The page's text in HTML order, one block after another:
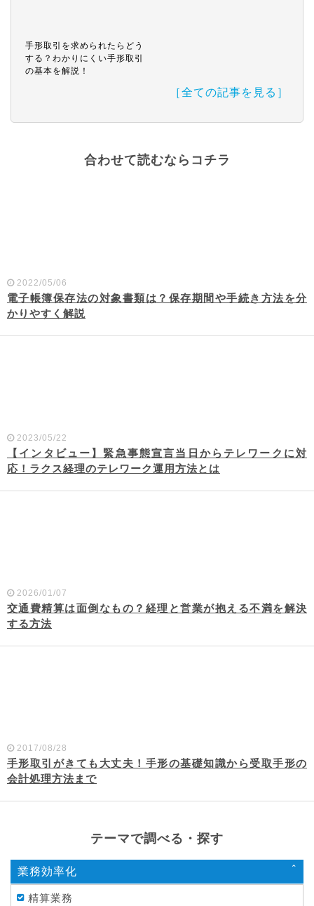
手形取引を求められたらどう
する？わかりにくい手形取引
の基本を解説！
［全ての記事を見る］
合わせて読むならコチラ
2022/05/06
電子帳簿保存法の対象書類は？保存期間や手続き方法を分
かりやすく解説
2023/05/22
【インタビュー】緊急事態宣言当日からテレワークに対
応！ラクス経理のテレワーク運用方法とは
2026/01/07
交通費精算は面倒なもの？経理と営業が抱える不満を解決
する方法
2017/08/28
手形取引がきても大丈夫！手形の基礎知識から受取手形の
会計処理方法まで
テーマで調べる・探す
業務効率化
精算業務